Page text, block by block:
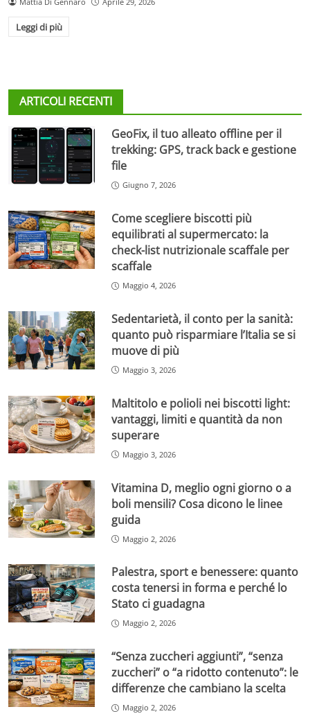
Leggi di più
ARTICOLI RECENTI
GeoFix, il tuo alleato offline per il
trekking: GPS, track back e gestione
file
Giugno 7, 2026
Come scegliere biscotti più
equilibrati al supermercato: la
check-list nutrizionale scaffale per
scaffale
Maggio 4, 2026
Sedentarietà, il conto per la sanità:
quanto può risparmiare l’Italia se si
muove di più
Maggio 3, 2026
Maltitolo e polioli nei biscotti light:
vantaggi, limiti e quantità da non
superare
Maggio 3, 2026
Vitamina D, meglio ogni giorno o a
boli mensili? Cosa dicono le linee
guida
Maggio 2, 2026
Palestra, sport e benessere: quanto
costa tenersi in forma e perché lo
Stato ci guadagna
Maggio 2, 2026
“Senza zuccheri aggiunti”, “senza
zuccheri” o “a ridotto contenuto”: le
differenze che cambiano la scelta
Maggio 2, 2026